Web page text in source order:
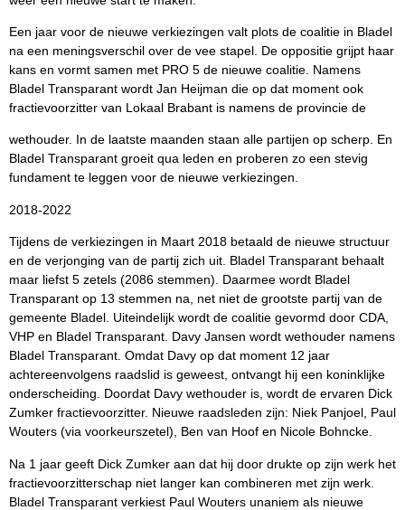
Een jaar voor de nieuwe verkiezingen valt plots de coalitie in Bladel
na een meningsverschil over de vee stapel. De oppositie grijpt haar
kans en vormt samen met PRO 5 de nieuwe coalitie. Namens
Bladel Transparant wordt Jan Heijman die op dat moment ook
fractievoorzitter van Lokaal Brabant is namens de provincie de
wethouder. In de laatste maanden staan alle partijen op scherp. En
Bladel Transparant groeit qua leden en proberen zo een stevig
fundament te leggen voor de nieuwe verkiezingen.
2018-2022
Tijdens de verkiezingen in Maart 2018 betaald de nieuwe structuur
en de verjonging van de partij zich uit. Bladel Transparant behaalt
maar liefst 5 zetels (2086 stemmen). Daarmee wordt Bladel
Transparant op 13 stemmen na, net niet de grootste partij van de
gemeente Bladel. Uiteindelijk wordt de coalitie gevormd door CDA,
VHP en Bladel Transparant. Davy Jansen wordt wethouder namens
Bladel Transparant. Omdat Davy op dat moment 12 jaar
achtereenvolgens raadslid is geweest, ontvangt hij een koninklijke
onderscheiding. Doordat Davy wethouder is, wordt de ervaren Dick
Zumker fractievoorzitter. Nieuwe raadsleden zijn: Niek Panjoel, Paul
Wouters (via voorkeurszetel), Ben van Hoof en Nicole Bohncke.
Na 1 jaar geeft Dick Zumker aan dat hij door drukte op zijn werk het
fractievoorzitterschap niet langer kan combineren met zijn werk.
Bladel Transparant verkiest Paul Wouters unaniem als nieuwe